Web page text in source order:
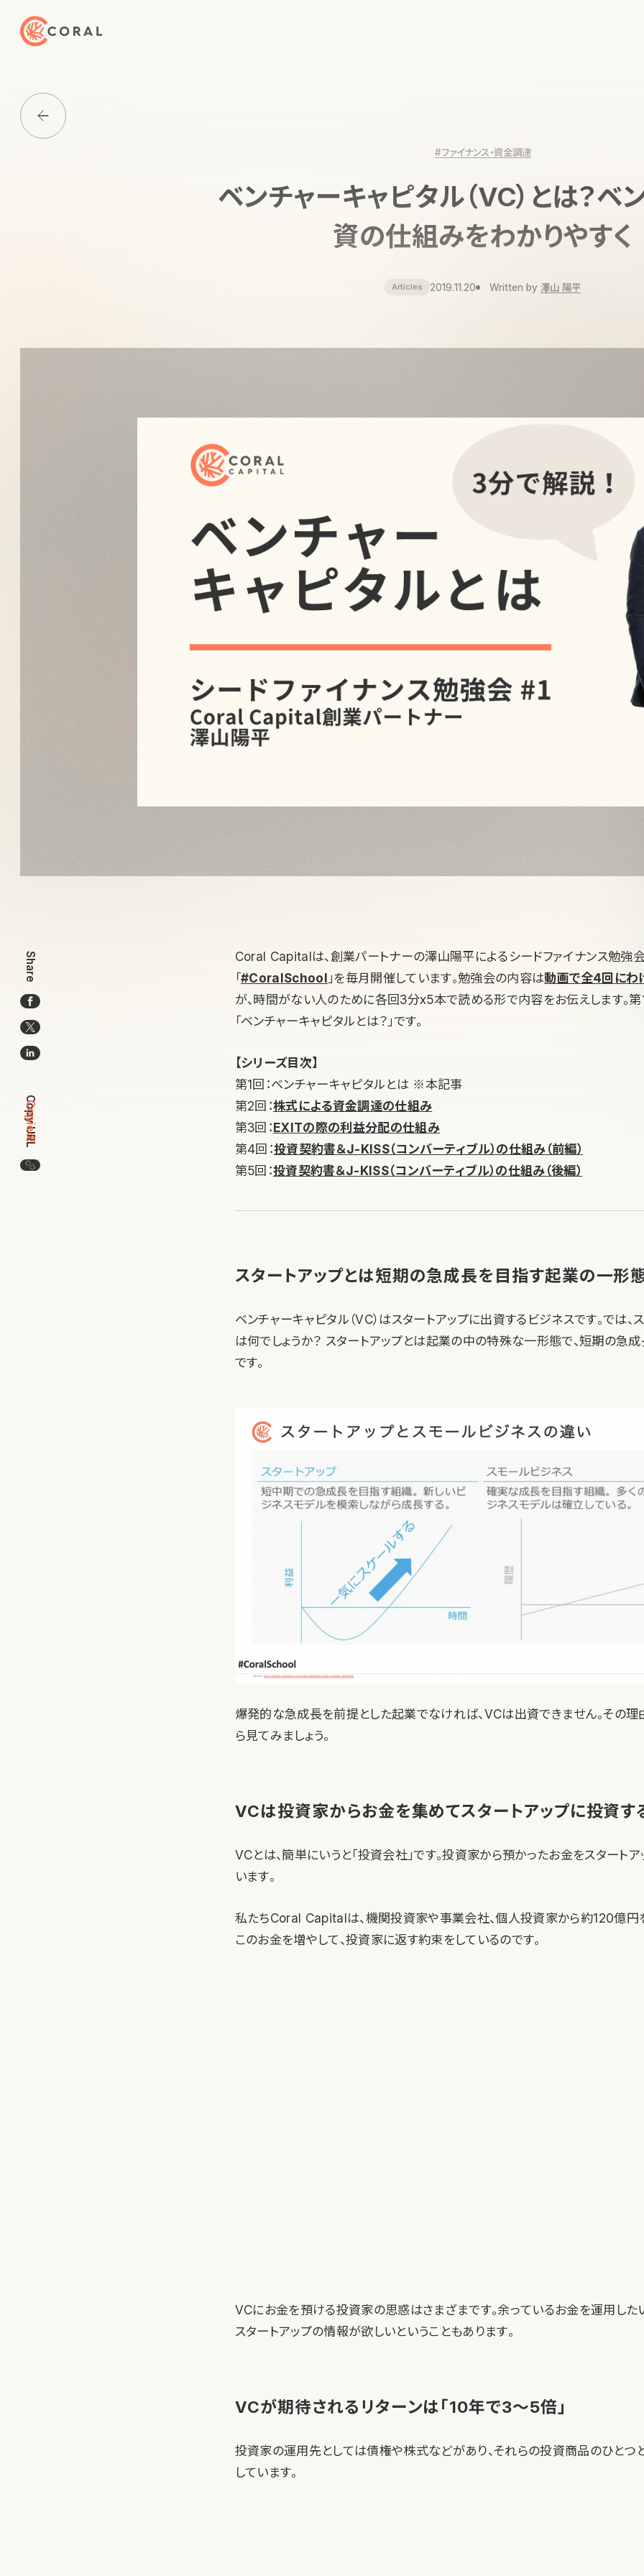
トップページへ戻る
Media一覧に戻る
#ファイナンス・資金調達
ベンチャーキャピタル（VC）とは？ベ
資の仕組みをわかりやすく
Articles 2019.11.20 Written by 澤山 陽平
Share
Copy URL
Copied!
この記事のURLをコピー
Coral Capitalは、創業パートナーの澤山陽平によるシードファイナンス勉強
「#CoralSchool 」を毎月開催しています。勉強会の内容は動画で全4回にわ
が、時間がない人のために各回3分x5本で読める形で内容をお伝えします。
「ベンチャーキャピタルとは？」です。
【シリーズ目次】
第1回：ベンチャーキャピタルとは ※本記事
第2回：株式による資金調達の仕組み
第3回：EXITの際の利益分配の仕組み
第4回：投資契約書＆J-KISS（コンバーティブル）の仕組み（前編）
第5回：投資契約書＆J-KISS（コンバーティブル）の仕組み（後編）
スタートアップとは短期の急成長を目指す起業の一形
ベンチャーキャピタル（VC）はスタートアップに出資するビジネスです。では、
は何でしょうか？ スタートアップとは起業の中の特殊な一形態で、短期の急
です。
爆発的な急成長を前提とした起業でなければ、VCは出資できません。その
ら見てみましょう。
VCは投資家からお金を集めてスタートアップに投資す
VCとは、簡単にいうと「投資会社」です。投資家から預かったお金をスタート
います。
私たちCoral Capitalは、機関投資家や事業会社、個人投資家から約120億円
このお金を増やして、投資家に返す約束をしているのです。
VCにお金を預ける投資家の思惑はさまざまです。余っているお金を運用した
スタートアップの情報が欲しいということもあります。
VCが期待されるリターンは「10年で3〜5倍」
投資家の運用先としては債権や株式などがあり、それらの投資商品のひとつ
しています。